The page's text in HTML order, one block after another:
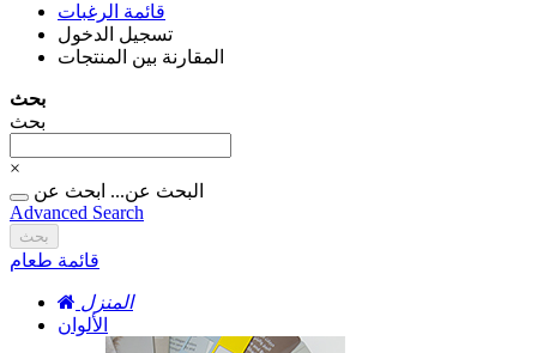
قائمة الرغبات
تسجيل الدخول
المقارنة بين المنتجات
بحث
بحث
×
البحث عن... ابحث عن
Advanced Search
بحث
قائمة طعام
المنزل
الألوان